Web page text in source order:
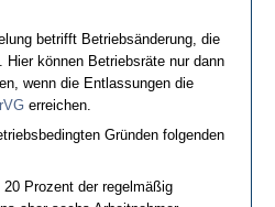
be­trifft Be­triebsände­rung, die
können Be­triebsräte nur dann
wenn die Ent­las­sun­gen die
er­rei­chen.
Gründen fol­gen­den
Pro­zent der re­gelmäßig